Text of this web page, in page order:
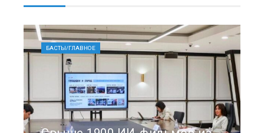
БАСТЫ/ГЛАВНОЕ